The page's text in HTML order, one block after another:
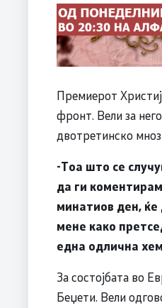
Премиерот
фронт. Вели за
двотретинско
-Тоа што се
да ги
минатиов ден,
мене како
една одлична
За состојбата во
Беџети. Вели